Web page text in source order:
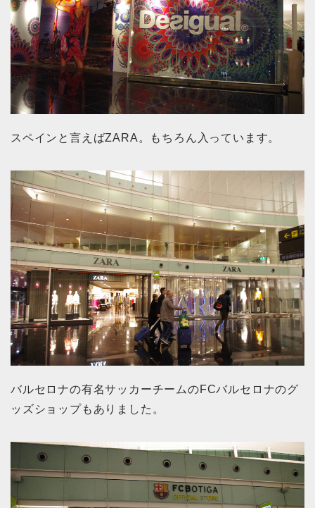
スペインと言えばZARA。もちろん入っています。
バルセロナの有名サッカーチームのFCバルセロナのグ
ッズショップもありました。